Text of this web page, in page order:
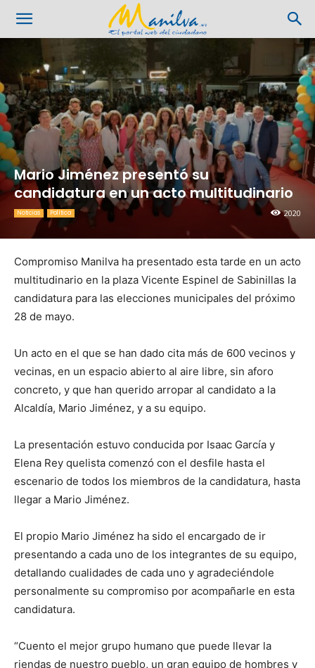
Mario Jiménez presentó su
candidatura en un acto multitudinario
2020
Noticias Política
Compromiso Manilva ha presentado esta tarde en un acto
multitudinario en la plaza Vicente Espinel de Sabinillas la
candidatura para las elecciones municipales del próximo
28 de mayo.
Un acto en el que se han dado cita más de 600 vecinos y
vecinas, en un espacio abierto al aire libre, sin aforo
concreto, y que han querido arropar al candidato a la
Alcaldía, Mario Jiménez, y a su equipo.
La presentación estuvo conducida por Isaac García y
Elena Rey quelista comenzó con el desfile hasta el
escenario de todos los miembros de la candidatura, hasta
llegar a Mario Jiménez.
El propio Mario Jiménez ha sido el encargado de ir
presentando a cada uno de los integrantes de su equipo,
detallando cualidades de cada uno y agradeciéndole
personalmente su compromiso por acompañarle en esta
candidatura.
“Cuento el mejor grupo humano que puede llevar la
riendas de nuestro pueblo, un gran equipo de hombres y